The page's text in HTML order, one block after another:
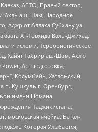
АБТО, Правый сектор,
Ахль аш-Шам, Народное
Аджр от Аллаха Субхану уа
Ат-Тавхида Валь-Джихад,
исломи, Террористическое
Хайят Тахрир аш-Шам, Ахлю
Артподготовка,
Колумбайн, Хатлонский
п. Кушкуль г. Оренбург,
имени Номана
Таджикистана,
московская ячейка, Батал-
Которая Улыбается,